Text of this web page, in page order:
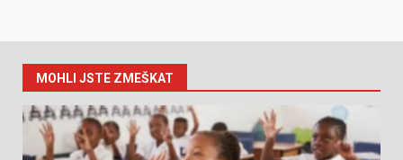
MOHLI JSTE ZMEŠKAT